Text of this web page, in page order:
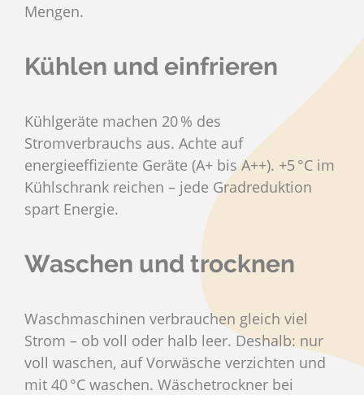
Mengen.
Kühlen und einfrieren
Kühlgeräte machen 20 % des
Stromverbrauchs aus. Achte auf
energieeffiziente Geräte (A+ bis A++). +5 °C im
Kühlschrank reichen – jede Gradreduktion
spart Energie.
Waschen und trocknen
Waschmaschinen verbrauchen gleich viel
Strom – ob voll oder halb leer. Deshalb: nur
voll waschen, auf Vorwäsche verzichten und
mit 40 °C waschen. Wäschetrockner bei